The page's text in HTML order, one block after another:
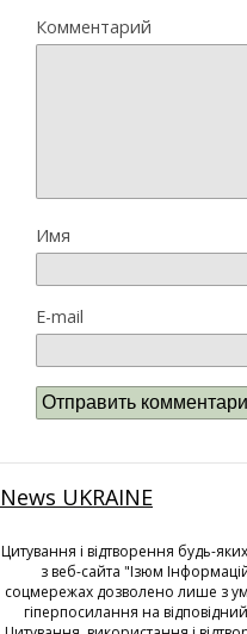
Комментарий
Имя
E-mail
News UKRAINE
Цитування і відтворення будь-
з веб-сайта "Ізюм
соцмережах дозволено лише з
гіперпосилання на